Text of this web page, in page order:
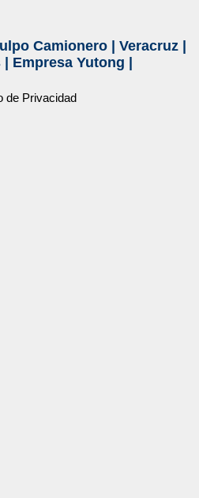
Camionero| Veracruz|
| Empresa Yutong
de Privacidad